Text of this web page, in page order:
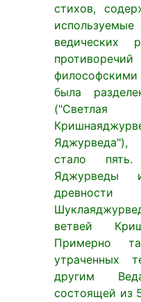
стихов,
ведических
была
стало
ветвей
Примерно
утраченных
другим
состоящей из